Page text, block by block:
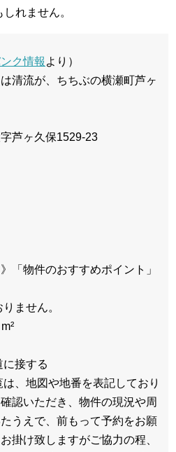
れません。
ク情報 より）
清流が、ちちぶの横瀬町芦ヶ
芦ヶ久保1529-23
「物件のおすすめポイント」
ません。
に接する
は、地図や地番を表記しており
認いただき、物件の現況や周
うえで、前もって予約をお願
掛け致しますがご協力の程、